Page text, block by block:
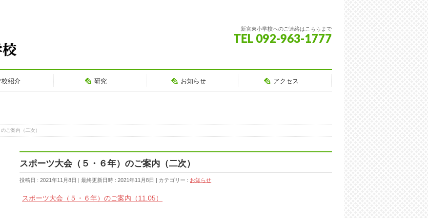
新宮東小学校へのご連絡はこちらまで
TEL 092-963-1777
校紹介 研究 お知らせ アクセス
ご案内（二次）
スポーツ大会（５・６年）のご案内（二次）
投稿日 : 2021年11月8日 最終更新日時 : 2021年11月8日 カテゴリー : お知らせ
スポーツ大会（５・６年）のご案内（11.05）